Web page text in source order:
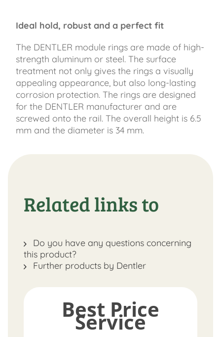
Ideal hold, robust and a perfect fit
The DENTLER module rings are made of high-
strength aluminum or steel. The surface
treatment not only gives the rings a visually
appealing appearance, but also long-lasting
corrosion protection. The rings are designed
for the DENTLER manufacturer and are
screwed onto the rail. The overall height is 6.5
mm and the diameter is 34 mm.
Related links to
Do you have any questions concerning
this product?
Further products by Dentler
Best Price
Service